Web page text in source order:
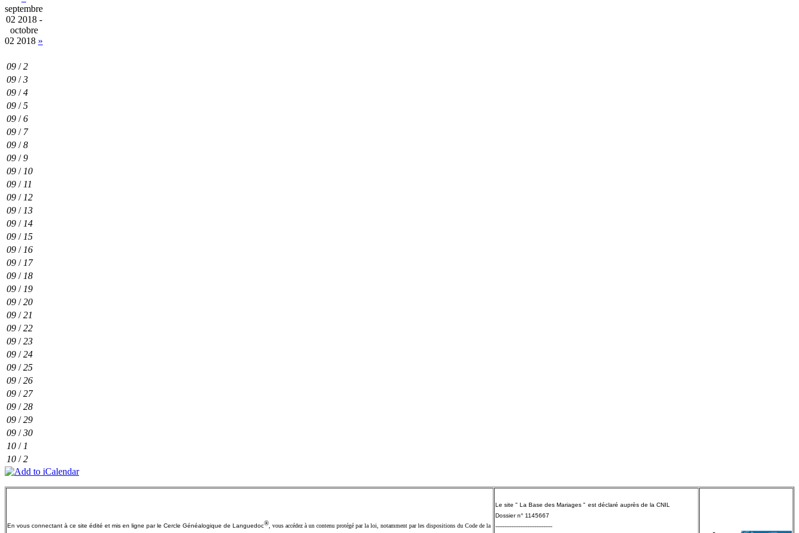
septembre
02 2018 -
octobre
02 2018 »
09 /2
09 /3
09 /4
09 /5
09 /6
09 / 7
09 /8
09 /9
09 /10
09 /11
09 /12
09 /13
09 /14
09 /15
09 /16
09 /17
09 /18
09 /19
09 /20
09 /21
09 /22
09 /23
09 /24
09 /25
09 /26
09 /27
09 /28
09 /29
09 /30
10 /1
10 /2
En vous connectant à ce site édité et mis en ligne par le Cercle Généalogique de Languedoc®, vous accédez à un contenu protégé par la loi, notamment par les dispositions du Code de la
Le site " La Base des Mariages " est déclaré auprès de la CNIL
Dossier n° 1145667
--------------------------------